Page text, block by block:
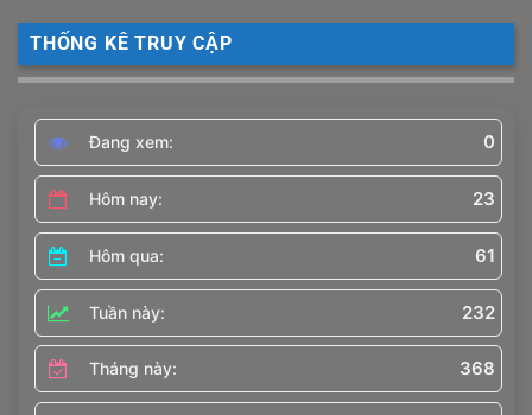
THỐNG KÊ TRUY CẬP
Đang xem: 0
Hôm nay: 23
Hôm qua: 61
Tuần này: 232
Tháng này: 368